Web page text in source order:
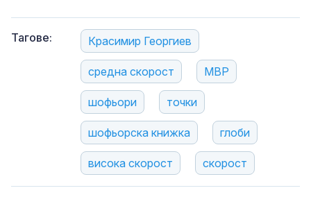
Тагове: Красимир Георгиев
средна скорост МВР
шофьори точки
шофьорска книжка глоби
висока скорост скорост